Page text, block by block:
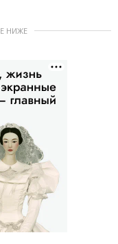
НИЖЕ